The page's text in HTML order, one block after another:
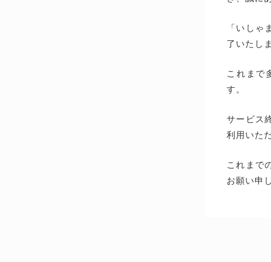
「いし
了いたし
これまで
す。
サービス
利用いた
これまで
お願い申